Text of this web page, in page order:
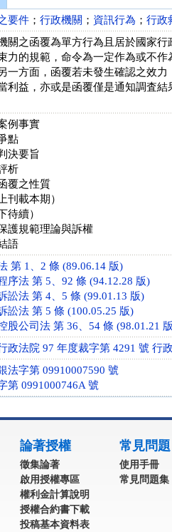
要件 ； 行政機關 ； 資訊行為 ； 行政
關之函覆為單方行為且居於國家
力的規範，命令為一定作為或不
一方面，函覆若未發生確認之效
利益，亦或是函覆僅是通知調査
例事實
點
決要旨
析
覆之性質
刊載本期）
待續）
護規範理論與訴權
語
第 1、2 條 (89.06.14 版)
序法 第 5、92 條 (94.12.28 版)
訟法 第 4、5 條 (99.01.13 版)
訟法 第 5 條 (100.05.25 版)
股公司法 第 36、54 條 (98.01.21
政法院 97 年度裁字第 4291 號 行
法字第 09910007590 號
第 0991000746A 號
論著授權
徵集論著
啟用授權專區
權利金計算說明
授權合約書下載
投稿基本資料表
常見問題
使用手冊
常見問題集